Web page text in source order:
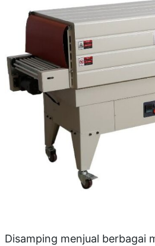
Disamping menjual berbagai